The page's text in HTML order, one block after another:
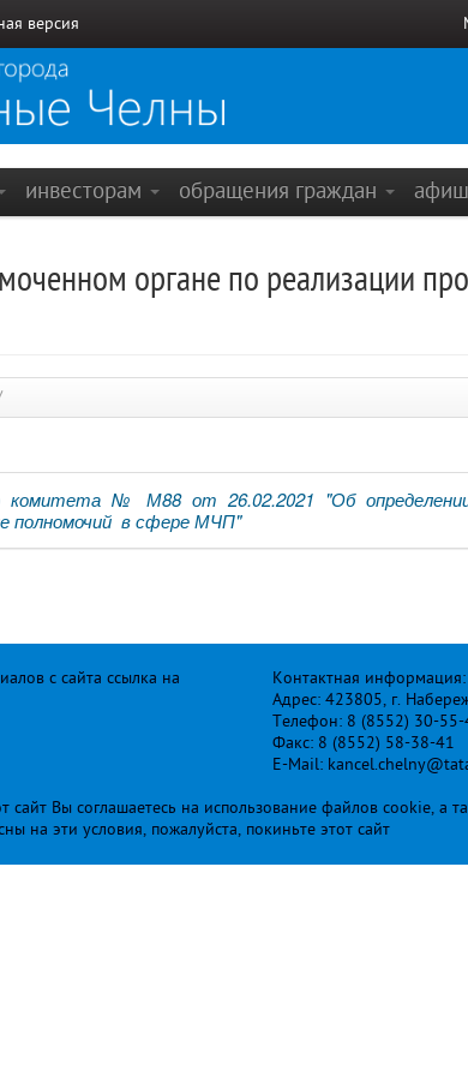
версия
инвесторам обращения граждан
органе по реализации
комитета № М88 от 26.02.2021 "Об
полномочий в сфере МЧП"
с сайта ссылка на
Контактная информация:
Адрес: 423805, г.
Телефон: 8 (8552) 30-55-
Факс: 8 (8552) 58-38-41
E-Mail:
сайт Вы соглашаетесь на использование файлов cookie, а
на эти условия, пожалуйста, покиньте этот сайт